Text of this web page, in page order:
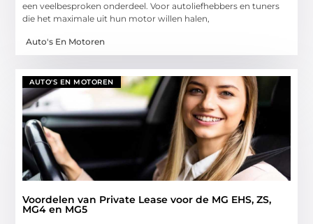
een veelbesproken onderdeel. Voor autoliefhebbers en tuners
die het maximale uit hun motor willen halen,
Auto's En Motoren
AUTO'S EN MOTOREN
Voordelen van Private Lease voor de MG EHS, ZS,
MG4 en MG5